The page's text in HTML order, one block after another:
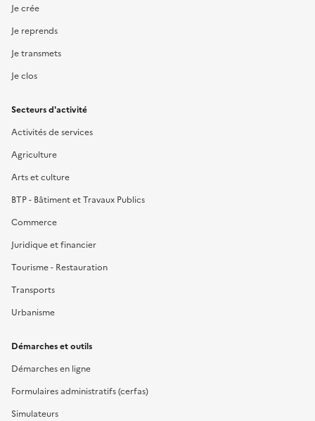
Je crée
Je reprends
Je transmets
Je clos
Secteurs d'activité
Activités de services
Agriculture
Arts et culture
BTP - Bâtiment et Travaux Publics
Commerce
Juridique et financier
Tourisme - Restauration
Transports
Urbanisme
Démarches et outils
Démarches en ligne
Formulaires administratifs (cerfas)
Simulateurs